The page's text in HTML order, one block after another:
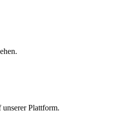
Plattform.